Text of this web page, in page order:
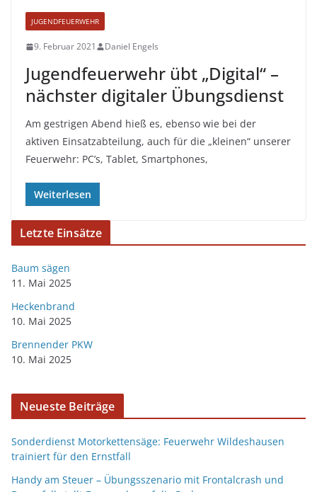
JUGENDFEUERWEHR
9. Februar 2021 Daniel Engels
Jugendfeuerwehr übt „Digital“ –
nächster digitaler Übungsdienst
Am gestrigen Abend hieß es, ebenso wie bei der
aktiven Einsatzabteilung, auch für die „kleinen“ unserer
Feuerwehr: PC’s, Tablet, Smartphones,
Weiterlesen
Letzte Einsätze
Baum sägen
11. Mai 2025
Heckenbrand
10. Mai 2025
Brennender PKW
10. Mai 2025
Neueste Beiträge
Sonderdienst Motorkettensäge: Feuerwehr Wildeshausen
trainiert für den Ernstfall
Handy am Steuer – Übungsszenario mit Frontalcrash und